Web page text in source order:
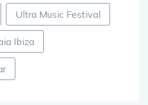
Ultra Music Festival
Ibiza